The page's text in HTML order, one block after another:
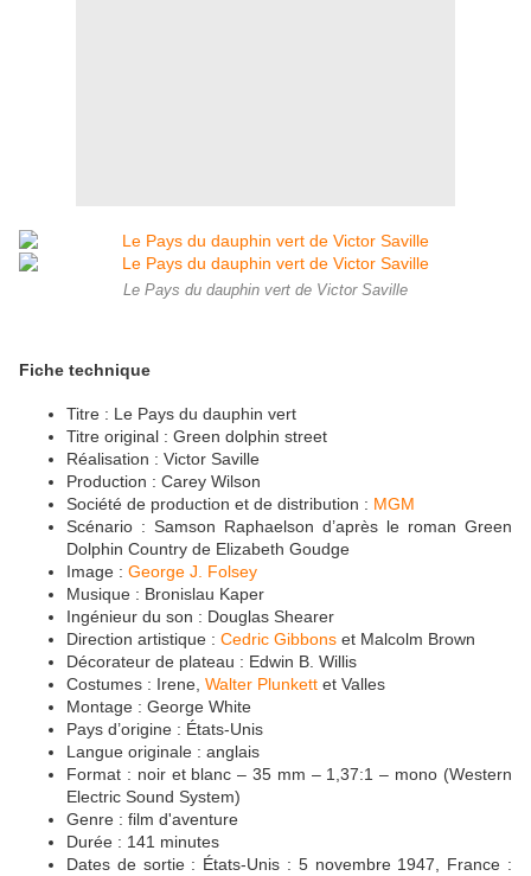
Le Pays du dauphin vert de Victor Saville
Fiche technique
Titre : Le Pays du dauphin vert
Titre original : Green dolphin street
Réalisation : Victor Saville
Production : Carey Wilson
Société de production et de distribution : MGM
Scénario : Samson Raphaelson d’après le roman Green
Dolphin Country de Elizabeth Goudge
Image : George J. Folsey
Musique : Bronislau Kaper
Ingénieur du son : Douglas Shearer
Direction artistique : Cedric Gibbons et Malcolm Brown
Décorateur de plateau : Edwin B. Willis
Costumes : Irene, Walter Plunkett et Valles
Montage : George White
Pays d’origine : États-Unis
Langue originale : anglais
Format : noir et blanc – 35 mm – 1,37:1 – mono (Western
Electric Sound System)
Genre : film d'aventure
Durée : 141 minutes
Dates de sortie : États-Unis : 5 novembre 1947, France :